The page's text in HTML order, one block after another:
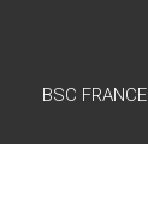
BSC FRANCE